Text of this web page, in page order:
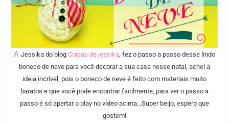
A Jessika do blog Coisas de jessika, fez o passo a passo desse lindo
boneco de neve para você decorar a sua casa nesse natal, achei a
ideia incrível, pois o boneco de neve é feito com materiais muito
baratos e que você pode encontrar facilmente, para ver o passo a
passo é só apertar o play no vídeo acima…Super beijo, espero que
gostem!